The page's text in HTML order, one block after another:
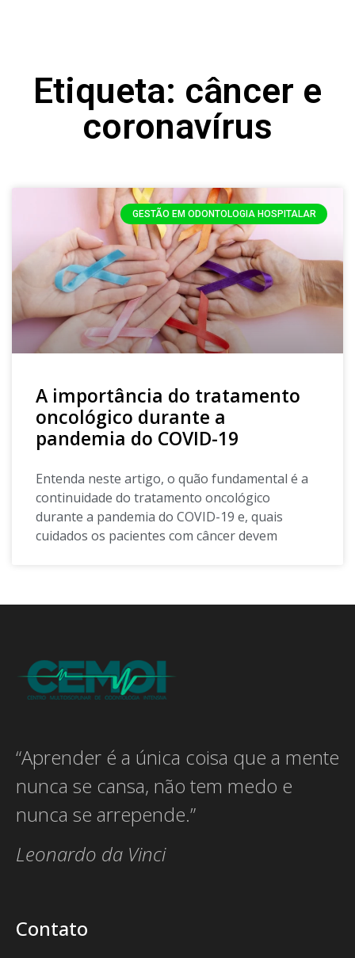
Etiqueta: câncer e
coronavírus
GESTÃO EM ODONTOLOGIA HOSPITALAR
A importância do tratamento
oncológico durante a
pandemia do COVID-19
Entenda neste artigo, o quão fundamental é a
continuidade do tratamento oncológico
durante a pandemia do COVID-19 e, quais
cuidados os pacientes com câncer devem
“Aprender é a única coisa que a mente
nunca se cansa, não tem medo e
nunca se arrepende.”
Leonardo da Vinci
Contato